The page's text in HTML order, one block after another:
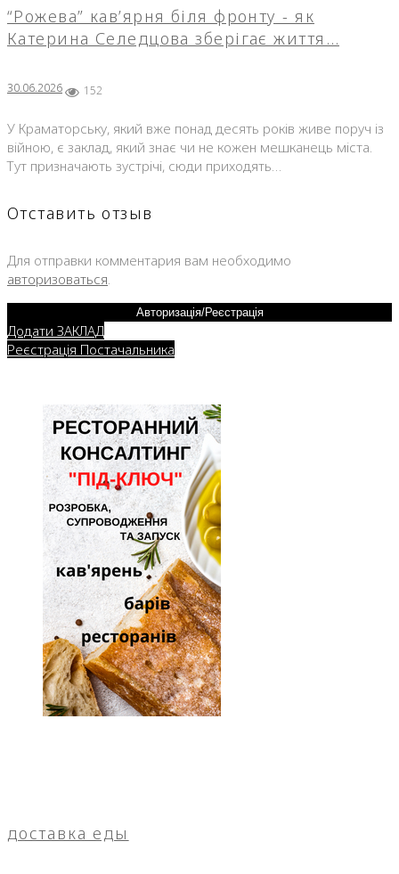
“Рожева” кав’ярня біля фронту - як
Катерина Селедцова зберігає життя…
30.06.2026 152
У Краматорську, який вже понад десять років живе поруч із
війною, є заклад, який знає чи не кожен мешканець міста.
Тут призначають зустрічі, сюди приходять…
Отставить отзыв
Для отправки комментария вам необходимо
авторизоваться
Авторизація/Реєстрація
Додати ЗАКЛАД
Реєстрація Постачальника
доставка еды